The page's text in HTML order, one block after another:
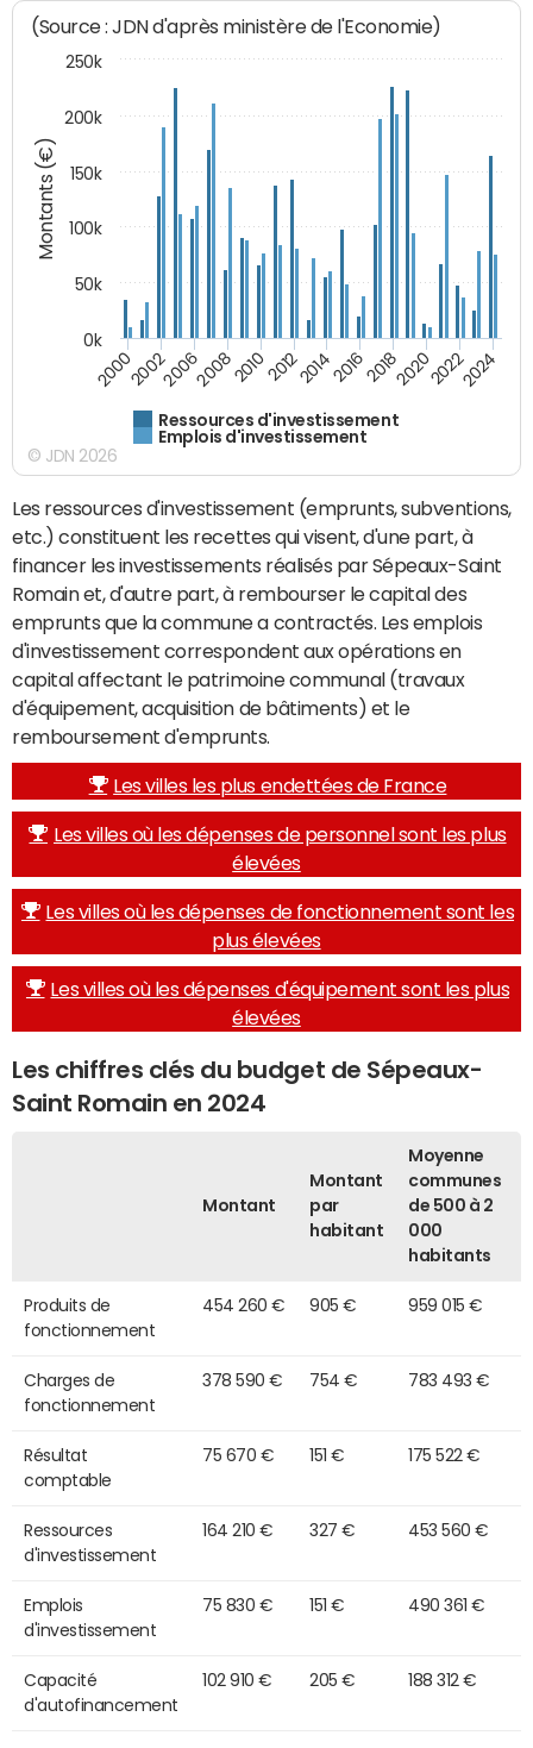
Montants (€)
(Source : JDN d'après ministère de l'Economie)
Ressources d'investissement
Emplois d'investissement
200020022006200820102012201420162018202020222024
0k
50k
100k
150k
200k
250k
© JDN 2026
Les ressources d'investissement (emprunts, subventions,
etc.) constituent les recettes qui visent, d'une part, à
financer les investissements réalisés par Sépeaux-Saint
Romain et, d'autre part, à rembourser le capital des
emprunts que la commune a contractés. Les emplois
d'investissement correspondent aux opérations en
capital affectant le patrimoine communal (travaux
d'équipement, acquisition de bâtiments) et le
remboursement d'emprunts.
Les villes les plus endettées de France
Les villes où les dépenses de personnel sont les plus
élevées
Les villes où les dépenses de fonctionnement sont les
plus élevées
Les villes où les dépenses d'équipement sont les plus
élevées
Les chiffres clés du budget de Sépeaux-
Saint Romain en 2024
Montant
Montant
par
habitant
Moyenne
communes
de 500 à 2
000
habitants
Produits de
fonctionnement
454 260 € 905 € 959 015 €
Charges de
fonctionnement
378 590 € 754 € 783 493 €
Résultat
comptable
75 670 € 151 € 175 522 €
Ressources
d'investissement
164 210 € 327 € 453 560 €
Emplois
d'investissement
75 830 € 151 € 490 361 €
Capacité
d'autofinancement
102 910 € 205 € 188 312 €